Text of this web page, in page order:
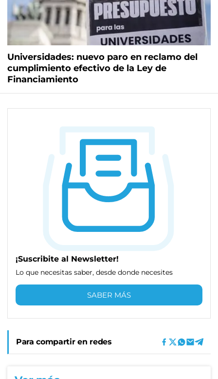
Universidades: nuevo paro en reclamo del
cumplimiento efectivo de la Ley de
Financiamiento
¡Suscribite al Newsletter!
Lo que necesitas saber, desde donde necesites
SABER MÁS
Para compartir en redes